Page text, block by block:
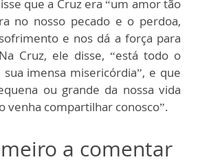
que a Cruz era “um amor tão
no nosso pecado e o perdoa,
e nos dá a força para
Cruz, ele disse, “está todo o
imensa misericórdia”, e que
ou grande da nossa vida
venha compartilhar conosco”.
a comentar